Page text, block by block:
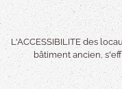
L'ACCESSIBILITE des
bâtiment ancien,